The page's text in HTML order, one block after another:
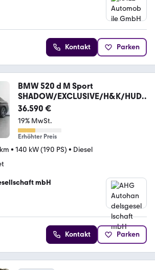
Kontakt Parken
BMW 520 d M Sport
SHADOW/EXCLUSIVE/H&K/HUD/
LASER
36.590 €
19% MwSt.
Erhöhter Preis
• 140 kW (190 PS) • Diesel
mbH
Kontakt Parken